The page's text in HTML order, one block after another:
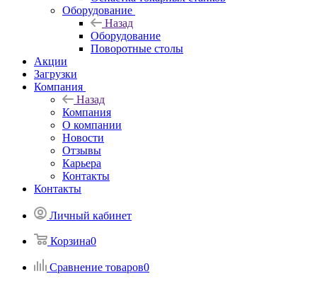
Оборудование
Назад
Оборудование
Поворотные столы
Акции
Загрузки
Компания
Назад
Компания
О компании
Новости
Отзывы
Карьера
Контакты
Контакты
Личный кабинет
Корзина0
Сравнение товаров0